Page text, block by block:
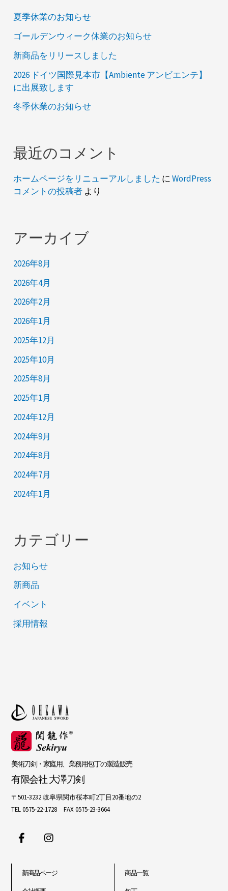
夏季休業のお知らせ
ゴールデンウィーク休業のお知らせ
新商品をリリースしました
2026 ドイツ国際見本市【Ambiente アンビエンテ】
に出展致します
冬季休業のお知らせ
最近のコメント
ホームページをリニューアルしました にWordPress
コメントの投稿者より
アーカイブ
2026年8月
2026年4月
2026年2月
2026年1月
2025年12月
2025年10月
2025年8月
2025年1月
2024年12月
2024年9月
2024年8月
2024年7月
2024年1月
カテゴリー
お知らせ
新商品
イベント
採用情報
美術刀剣・家庭用、業務用包丁の製造販売
有限会社 大澤刀剣
〒501-3232 岐阜県関市桜本町2丁目20番地の2
TEL 0575-22-1728 FAX 0575-23-3664
新商品ページ 商品一覧